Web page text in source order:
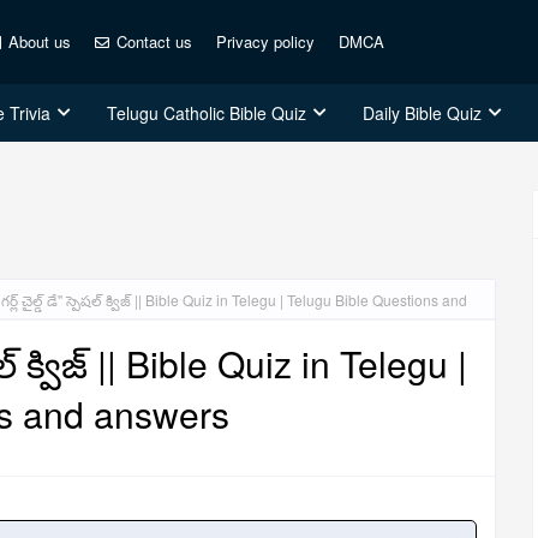
About us Contact us Privacy policy DMCA
Trivia Telugu Catholic Bible Quiz Daily Bible Quiz
చైల్డ్ డే" స్పెషల్ క్విజ్ || Bible Quiz in Telegu | Telugu Bible Questions and
క్విజ్ || Bible Quiz in Telegu |
and answers